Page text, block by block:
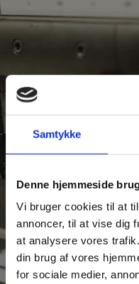
Samtykke
Denne hjemmeside
Vi bruger cookies til at
annoncer, til at vise dig
at analysere vores
din brug af vores
for sociale medier,
Spring til hovedindhold
Spring til sidefod
Stærke
Ring til